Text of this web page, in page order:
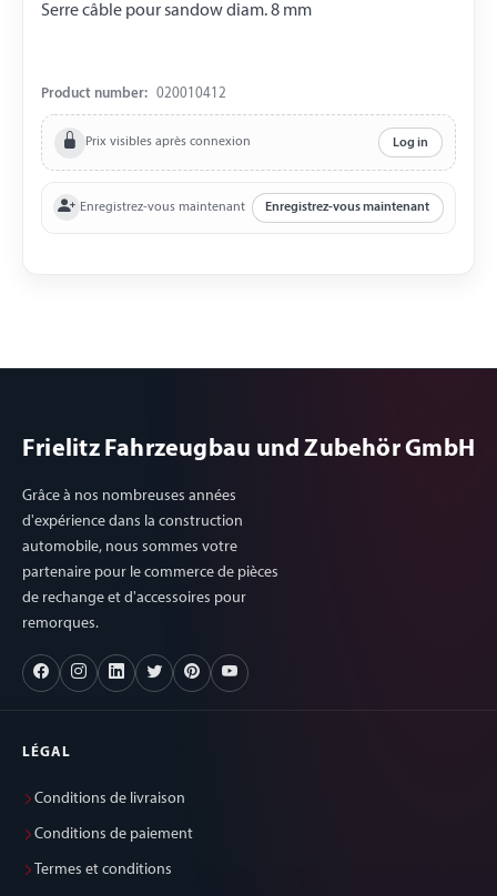
Serre câble pour sandow diam. 8 mm
Product number: 020010412
Prix visibles après connexion Log in
Enregistrez-vous maintenant Enregistrez-vous maintenant
Frielitz Fahrzeugbau und Zubehör GmbH
Grâce à nos nombreuses années
d'expérience dans la construction
automobile, nous sommes votre
partenaire pour le commerce de pièces
de rechange et d'accessoires pour
remorques.
LÉGAL
Conditions de livraison
Conditions de paiement
Termes et conditions